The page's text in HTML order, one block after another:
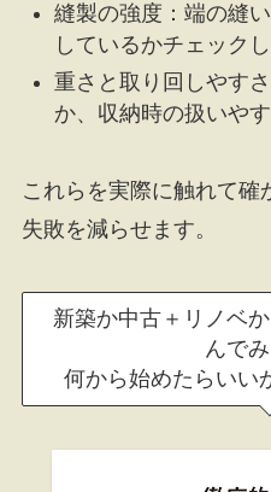
縫製の強度：端の縫
しているかチェックし
重さと取り回しやす
か、収納時の扱いや
これらを実際に触れて確
失敗を減らせます。
新築か中古＋リノベ
んで
何から始めたらいい